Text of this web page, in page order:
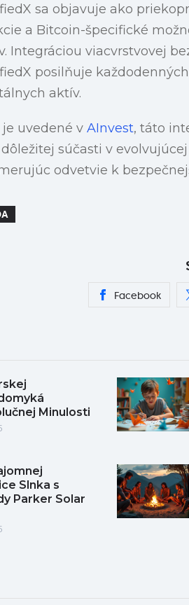
sa objavuje ako
a Bitcoin-špecifické
Integráciou viacvrstvovej
posilňuje
aktív.
je uvedené v AInvest, táto
súčasti v
odvetvie k
Facebook
Minulosti
Slnka s
Parker Solar